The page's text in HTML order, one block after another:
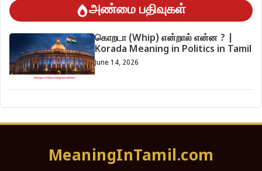
அண்மை பதிவுகள்
கொறடா (Whip) என்றால் என்ன ? |
Korada Meaning in Politics in Tamil
June 14, 2026
MeaningInTamil.com